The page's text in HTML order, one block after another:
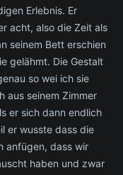
Erlebnis. Er
acht, also die Zeit als
seinem Bett erschien
gelähmt. Die Gestalt
so wei ich sie
aus seinem Zimmer
er sich dann endlich
er wusste dass die
anfügen, dass wir
haben und zwar